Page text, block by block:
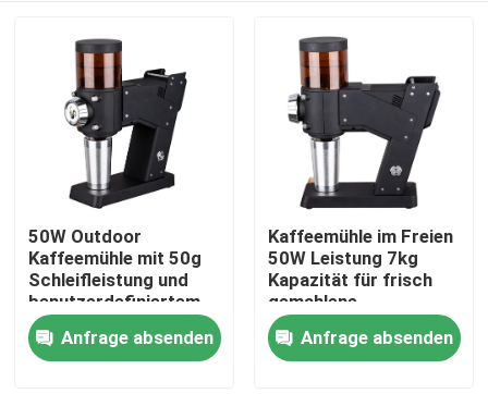
50W Outdoor
Kaffeemühle mit 50g
Schleifleistung und
benutzerdefiniertem
Logo
Anfrage absenden
Kaffeemühle im Freien
50W Leistung 7kg
Kapazität für frisch
gemahlene
Kaffeeliebhaber
Anfrage absenden